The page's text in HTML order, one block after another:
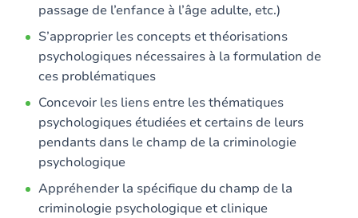
passage de l’enfance à l’âge adulte, etc.)
S’approprier les concepts et théorisations
psychologiques nécessaires à la formulation de
ces problématiques
Concevoir les liens entre les thématiques
psychologiques étudiées et certains de leurs
pendants dans le champ de la criminologie
psychologique
Appréhender la spécifique du champ de la
criminologie psychologique et clinique